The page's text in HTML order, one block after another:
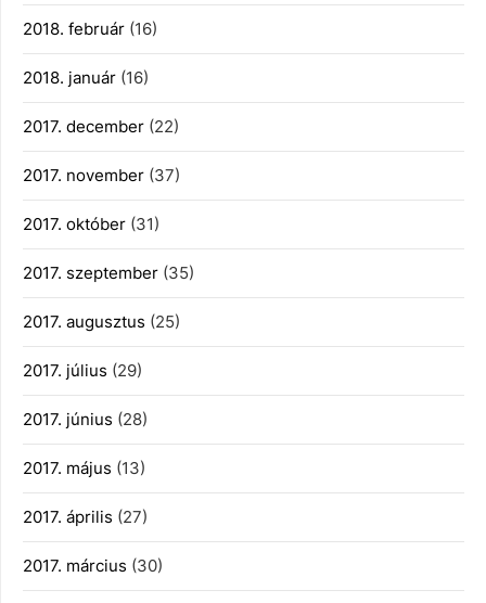
2018. február (16)
2018. január (16)
2017. december (22)
2017. november (37)
2017. október (31)
2017. szeptember (35)
2017. augusztus (25)
2017. július (29)
2017. június (28)
2017. május (13)
2017. április (27)
2017. március (30)